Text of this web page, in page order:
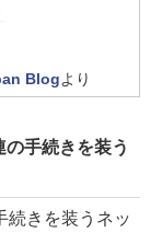
Blogより
手続きを装う
きを装うネッ